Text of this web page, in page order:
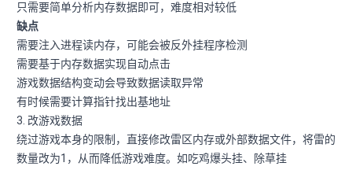
只需要简单分析内存数据即可，难度相对较低
缺点
需要注入进程读内存，可能会被反外挂程序检测
需要基于内存数据实现自动点击
游戏数据结构变动会导致数据读取异常
有时候需要计算指针找出基地址
3. 改游戏数据
绕过游戏本身的限制，直接修改雷区内存或外部数据文件，将雷的
数量改为1，从而降低游戏难度。如吃鸡爆头挂、除草挂